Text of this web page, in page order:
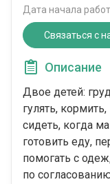
Дата начала
Связаться с
Описание
Двое детей:
гулять,
сидеть, когда
готовить еду,
помогать с
по